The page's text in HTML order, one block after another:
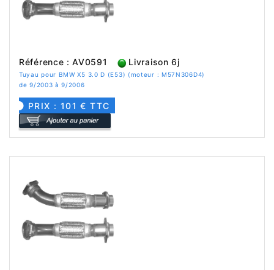
Référence : AV0591 Livraison 6j
Tuyau pour BMW X5 3.0 D (E53) (moteur : M57N306D4)
de 9/2003 à 9/2006
PRIX : 101 € TTC